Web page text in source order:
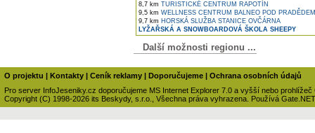
8,7 km TURISTICKÉ CENTRUM RAPOTÍN
9,5 km WELLNESS CENTRUM BALNEO POD PRADĚDEM
9,7 km HORSKÁ SLUŽBA STANICE OVČÁRNA
LYŽAŘSKÁ A SNOWBOARDOVÁ ŠKOLA SHEEPY
Další možnosti regionu ...
O projektu | Kontakty | Ceník reklamy | Doporučujeme | Ochrana osobních údajů
Pro server InfoJeseniky.cz doporučujeme MS Internet Explorer 7.0 a vyšší nebo prohlížeč
Copyright (C) 1998-2026 its Beskydy, s.r.o., Všechna práva vyhrazena. Používá